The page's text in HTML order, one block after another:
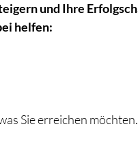
und Ihre
helfen:
Sie erreichen möchten.